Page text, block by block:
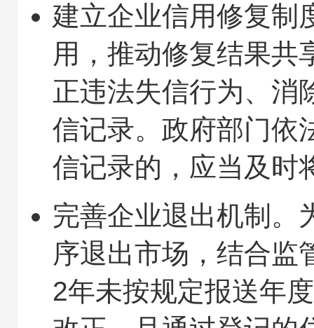
建立企业信用修复制
用，推动修复结果共
正违法失信行为、消
信记录。政府部门依
信记录的，应当及时
完善企业退出机制。
序退出市场，结合监
2年未按规定报送年